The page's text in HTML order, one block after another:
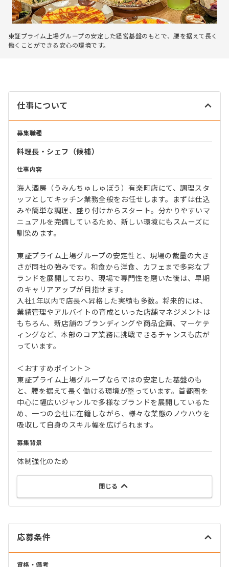
東証プライム上場グループの安定した経営基盤のもとで、腰を据えて長く
働くことができる安心の環境です。
仕事について
募集職種
料理長・シェフ（候補）
仕事内容
海人酒房（うみんちゅしゅぼう）有楽町店にて、調理スタ
ッフとしてキッチン業務全般をお任せします。まずは仕込
みや簡単な調理、盛り付けからスタート。分かりやすいマ
ニュアルを完備しているため、新しい環境にもスムーズに
馴染めます。
東証プライム上場グループの安定性と、現場の裁量の大き
さが同社の強みです。和食から洋食、カフェまで多彩なブ
ランドを展開しており、現場で専門性を磨いた後は、早期
のキャリアアップが目指せます。
入社1年以内で店長へ昇格した実績も多数。将来的には、
業績管理やアルバイトの育成といった店舗マネジメントは
もちろん、新店舗のブランディングや商品企画、マーケテ
ィングなど、本部のコア業務に挑戦できるチャンスも広が
っています。
＜おすすめポイント＞
東証プライム上場グループならではの安定した基盤のも
と、腰を据えて長く働ける環境が整っています。首都圏を
中心に幅広いジャンルで多様なブランドを展開しているた
め、一つの会社に在籍しながら、様々な業態のノウハウを
吸収して自身のスキル幅を広げられます。
募集背景
体制強化のため
閉じる
応募条件
資格・備考